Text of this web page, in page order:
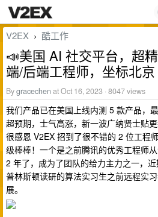
V2EX › 酷工作
📣美国 AI 社交平台，超
端/后端工程师，坐标北京
Bygracechen at Oct 16, 2023 · 8047 views
我们产品已在美国上线内测 5 款产品，
超预期，士气高涨，新一波广纳贤士贴
很感恩 V2EX 招到了很不错的 2 位工程
级棒棒！一个是之前腾讯的优秀工程师
2 年了，成为了团队的给力主力之一，
普林斯顿读研的算法实习生之前远程实
展。